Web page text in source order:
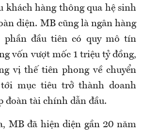
khách hàng thông qua hệ sinh
diện. MB cũng là ngân hàng
phần đầu tiên có quy mô tín
vốn vượt mốc 1 triệu tỷ đồng,
vị thế tiên phong về chuyển
mục tiêu trở thành doanh
đoàn tài chính dẫn đầu.
MB đã hiện diện gần 20 năm